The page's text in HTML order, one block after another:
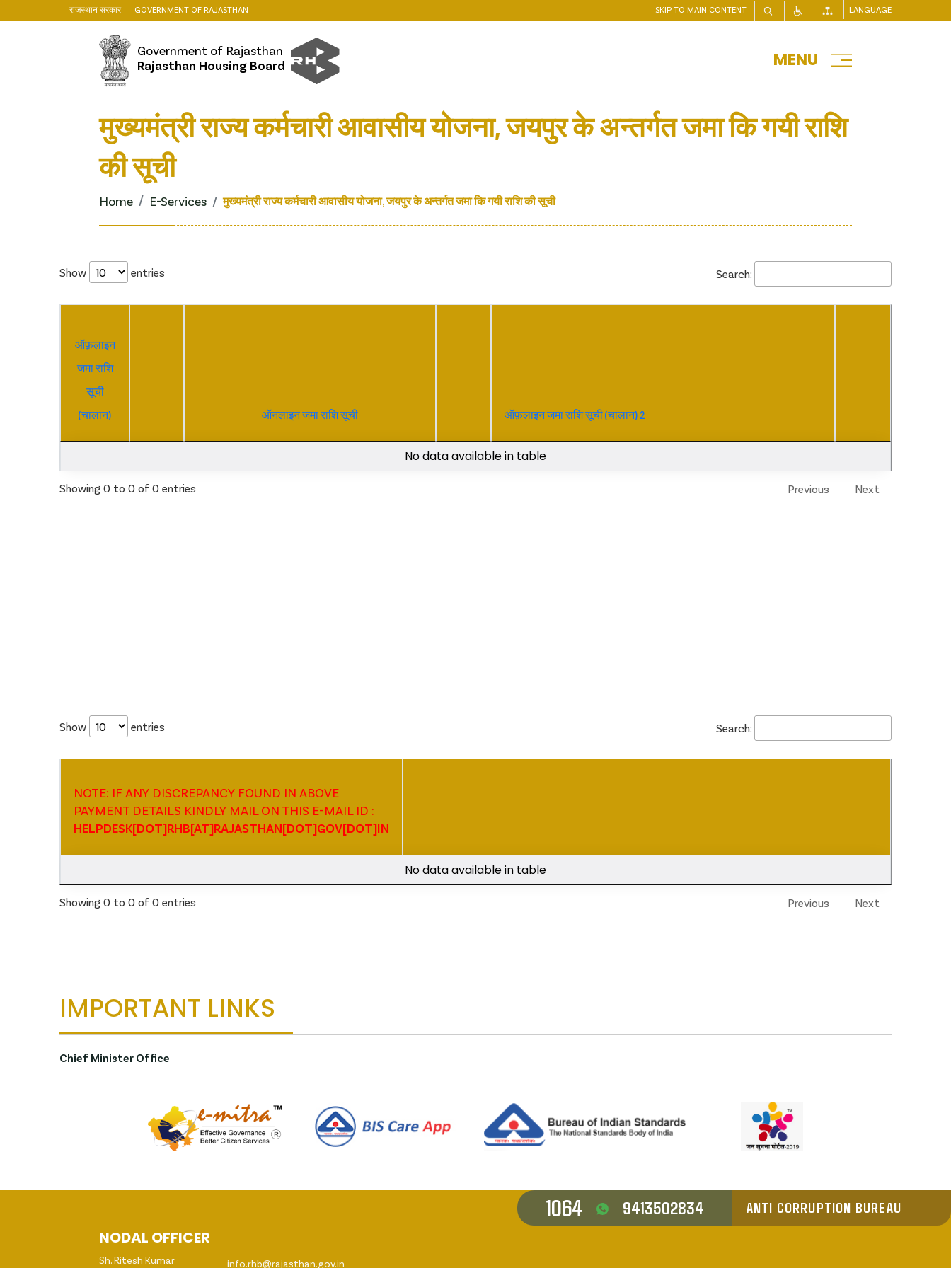
राजस्थान सरकार GOVERNMENT OF RAJASTHAN SKIP TO MAIN CONTENT LANGUAGE
Government of Rajasthan
Rajasthan Housing Board
MENU
मुख्यमंत्री राज्य कर्मचारी आवासीय योजना, जयपुर के अन्तर्गत जमा कि गयी राशि
की सूची
Home E-Services मुख्यमंत्री राज्य कर्मचारी आवासीय योजना, जयपुर के अन्तर्गत जमा कि गयी राशि की सूची
Show entries Search:
ऑफ़लाइन
जमा राशि
सूची
(चालान)
ऑनलाइन जमा राशि सूची ऑफ़लाइन जमा राशि सूची (चालान) 2
No data available in table
Showing 0 to 0 of 0 entries Previous Next
Show entries Search:
NOTE: IF ANY DISCREPANCY FOUND IN ABOVE
PAYMENT DETAILS KINDLY MAIL ON THIS E-MAIL ID :
HELPDESK[DOT]RHB[AT]RAJASTHAN[DOT]GOV[DOT]IN
No data available in table
Showing 0 to 0 of 0 entries Previous Next
IMPORTANT LINKS
Chief Minister Office
ANTI CORRUPTION BUREAU
1064 9413502834
NODAL OFFICER
Sh. Ritesh Kumar info.rhb@rajasthan.gov.in